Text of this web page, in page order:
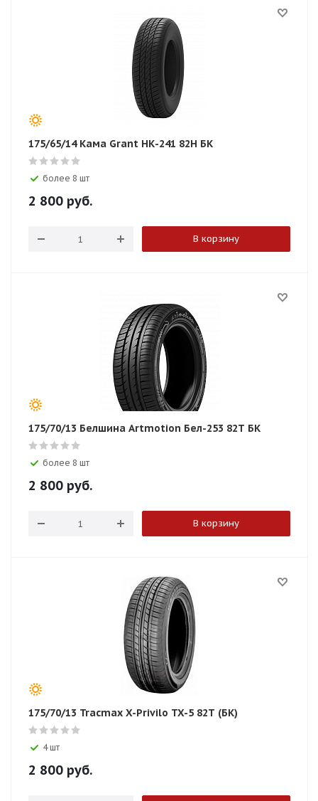
175/65/14 Кама Grant НК-241 82H БК
более 8 шт
2 800 руб.
В корзину
175/70/13 Белшина Artmotion Бел-253 82T БК
более 8 шт
2 800 руб.
В корзину
175/70/13 Tracmax X-Privilo TX-5 82T (БК)
4 шт
2 800 руб.